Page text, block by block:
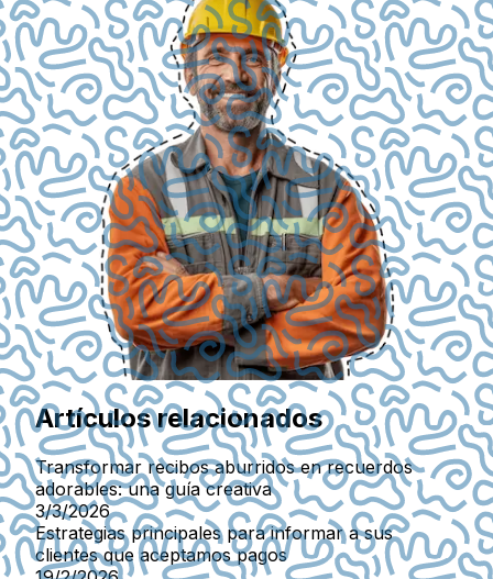
Artículos relacionados
Transformar recibos aburridos en recuerdos
adorables: una guía creativa
3/3/2026
Estrategias principales para informar a sus
clientes que aceptamos pagos